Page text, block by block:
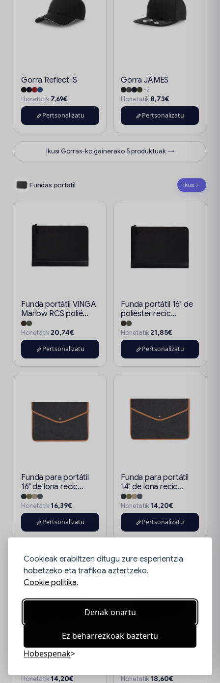
Cookieak erabiltzen ditugu zure esperientzia
hobetzeko eta trafikoa aztertzeko.
Cookie politika.
Denak onartu
Ez beharrezkoak baztertu
Hobespenak
Gorra Reflect-S
Honetatik 7,69€
Pertsonalizatu
Gorra JAMES
+2
Honetatik 8,73€
Pertsonalizatu
Ikusi Gorras-ko gainerako 5 produktuak →
Fundas portatil Ikusi
Funda portátil VINGA
Marlow RCS polié...
Honetatik 20,74€
Pertsonalizatu
Funda portátil 16" de
poliéster recic...
Honetatik 21,85€
Pertsonalizatu
Funda para portátil
16" de lona recic...
Honetatik 16,39€
Pertsonalizatu
Funda para portátil
14" de lona recic...
Honetatik 14,20€
Pertsonalizatu
Funda para portátil
15,6" Swiss Peak ...
Honetatik14,20€
Maletín para portátil
Honetatik18,60€